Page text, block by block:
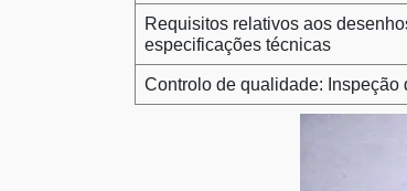
Requisitos relativos aos
especificações técnicas
Controlo de qualidade: